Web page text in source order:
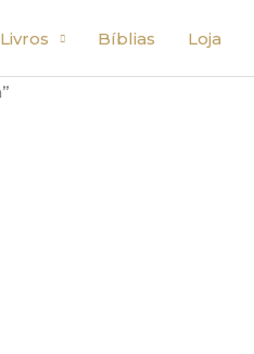
Livros Bíblias Loja